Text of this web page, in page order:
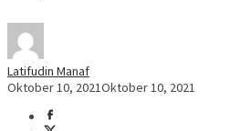
Latifudin Manaf
Oktober 10, 2021Oktober 10, 2021